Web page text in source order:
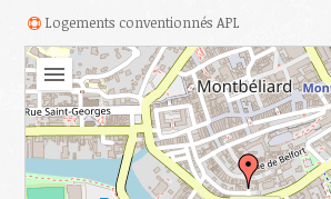
Logements conventionnés APL